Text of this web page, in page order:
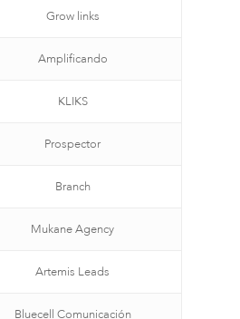
Grow links
Amplificando
KLIKS
Prospector
Branch
Mukane Agency
Artemis Leads
Bluecell Comunicación